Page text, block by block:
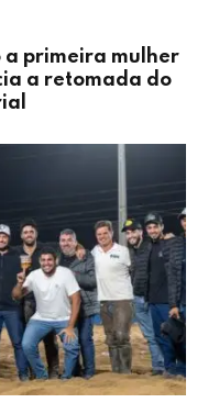
a primeira mulher
a retomada do